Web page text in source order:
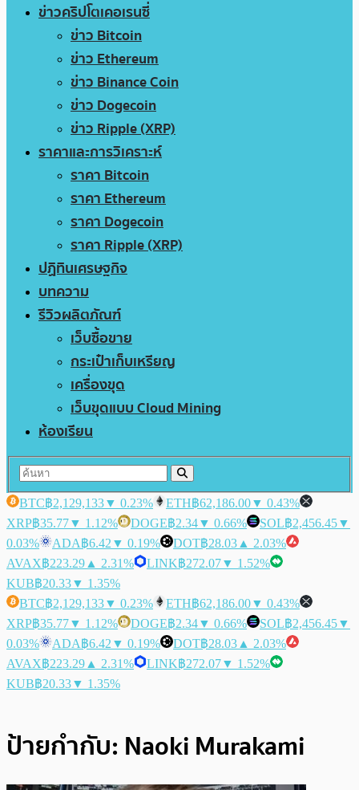
ข่าวคริปโตเคอเรนซี่
ข่าว Bitcoin
ข่าว Ethereum
ข่าว Binance Coin
ข่าว Dogecoin
ข่าว Ripple (XRP)
ราคาและการวิเคราะห์
ราคา Bitcoin
ราคา Ethereum
ราคา Dogecoin
ราคา Ripple (XRP)
ปฏิทินเศรษฐกิจ
บทความ
รีวิวผลิตภัณฑ์
เว็บซื้อขาย
กระเป๋าเก็บเหรียญ
เครื่องขุด
เว็บขุดแบบ Cloud Mining
ห้องเรียน
BTC฿2,129,133▼ 0.23% ETH฿62,186.00▼ 0.43%
XRP฿35.77▼ 1.12% DOGE฿2.34▼ 0.66% SOL฿2,456.45▼
0.03%
ADA฿6.42 ▼ 0.19% DOT฿28.03 ▲ 2.03%
AVAX฿223.29 ▲ 2.31% LINK฿272.07▼ 1.52%
KUB฿20.33▼ 1.35%
BTC฿2,129,133▼ 0.23% ETH฿62,186.00▼ 0.43%
XRP฿35.77▼ 1.12% DOGE฿2.34▼ 0.66% SOL฿2,456.45▼
0.03%
ADA฿6.42 ▼ 0.19% DOT฿28.03 ▲ 2.03%
AVAX฿223.29 ▲ 2.31% LINK฿272.07▼ 1.52%
KUB฿20.33▼ 1.35%
ป้ายกำกับ: Naoki Murakami